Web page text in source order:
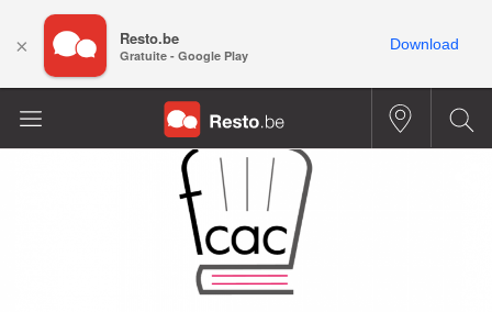
× Resto.be
Gratuite - Google Play
Download